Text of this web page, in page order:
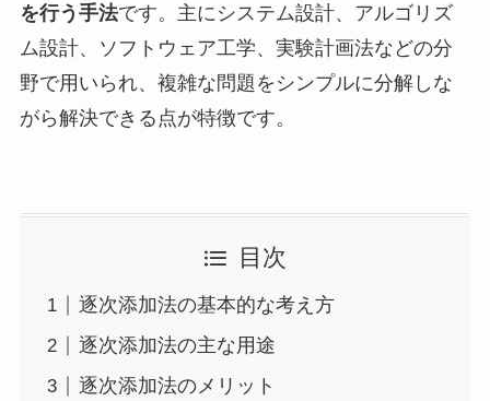
を行う手法です。主にシステム設計、アルゴリズ
ム設計、ソフトウェア工学、実験計画法などの分
野で用いられ、複雑な問題をシンプルに分解しな
がら解決できる点が特徴です。
目次
逐次添加法の基本的な考え方
逐次添加法の主な用途
逐次添加法のメリット